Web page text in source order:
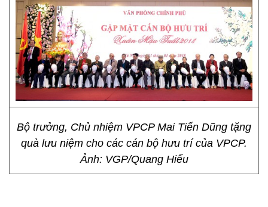
Bộ trưởng, Chủ nhiệm VPCP Mai Tiến Dũng tặng
quà lưu niệm cho các cán bộ hưu trí của VPCP.
Ảnh: VGP/Quang Hiếu